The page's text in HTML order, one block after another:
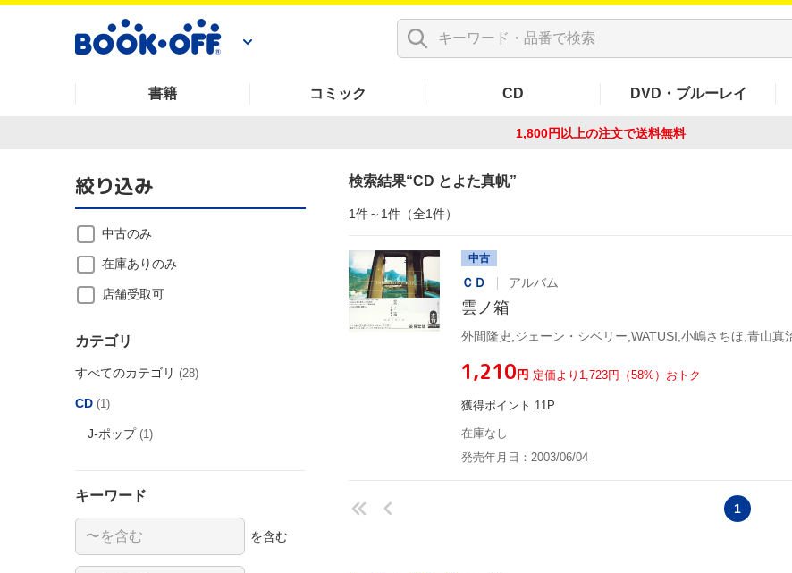
書籍 コミック CD DVD・ブルーレイ
1,800円以上の注文で送料無料
検索結果 CD とよた真帆
1件～1件（全1件）
中古
ＣＤ アルバム
雲ノ箱
¥1,210円 定価より1,723円（58%）おトク
獲得ポイント 11P
在庫なし
発売年月日：2003/06/04
1
絞り込み
中古のみ
在庫ありのみ
店舗受取可
カテゴリ
すべてのカテゴリ (28)
CD (1)
J-ポップ (1)
キーワード
を含む